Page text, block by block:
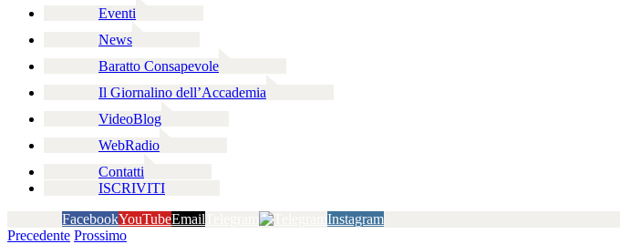
Eventi
News
Baratto Consapevole
Il Giornalino dell’Accademia
VideoBlog
WebRadio
Contatti
ISCRIVITI
FacebookYouTubeEmail
Instagram
Precedente Prossimo